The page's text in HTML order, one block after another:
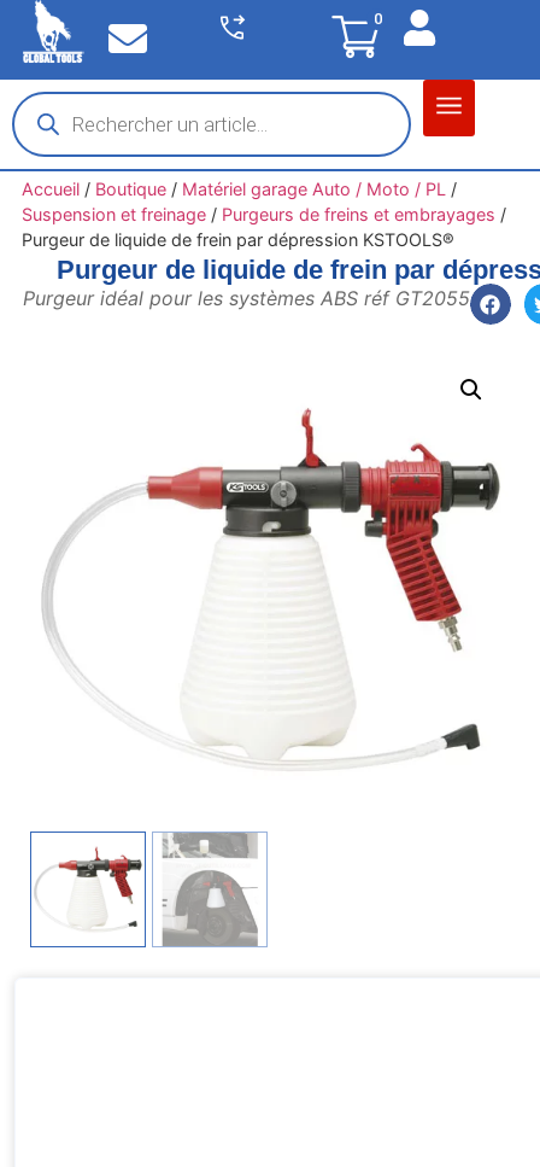
0
Accueil/ Boutique/ Matériel garage Auto / Moto / PL /
Suspension et freinage/ Purgeurs de freins et embrayages /
Purgeur de liquide de frein par dépression KSTOOLS®
Purgeur de liquide de frein par
Purgeur idéal pour les systèmes ABS réf GT2055